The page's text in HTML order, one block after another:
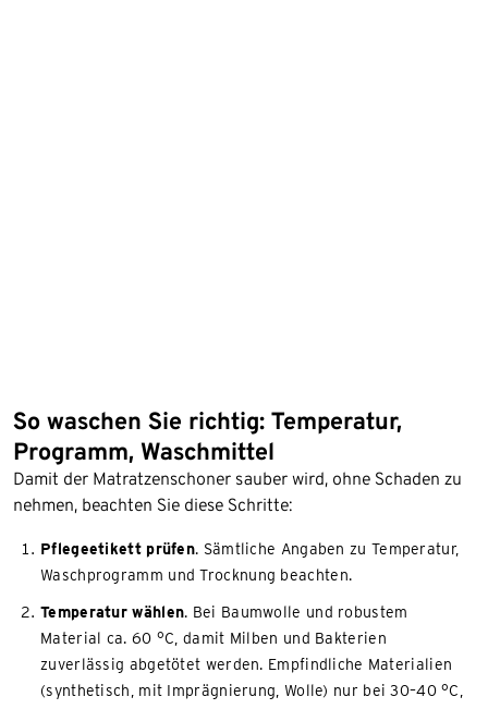
So waschen Sie richtig: Temperatur,
Programm, Waschmittel
Damit der Matratzenschoner sauber wird, ohne Schaden zu
nehmen, beachten Sie diese Schritte:
Pflegeetikett prüfen. Sämtliche Angaben zu Temperatur,
Waschprogramm und Trocknung beachten.
Temperatur wählen. Bei Baumwolle und robustem
Material ca. 60 °C, damit Milben und Bakterien
zuverlässig abgetötet werden. Empfindliche Materialien
(synthetisch, mit Imprägnierung, Wolle) nur bei 30–40 °C,